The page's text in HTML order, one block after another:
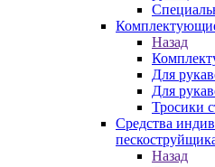
Назад
Для
Для
Тросики
Средства
Назад